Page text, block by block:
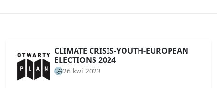
CLIMATE CRISIS-YOUTH-EUROPEAN
ELECTIONS 2024
26 kwi 2023